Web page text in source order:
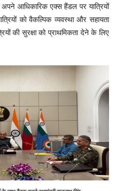
आधिकारिक एक्स हैंडल पर यात्रियों
को वैकल्पिक व्यवस्था और सहायता
की सुरक्षा को प्राथमिकता देने के लिए